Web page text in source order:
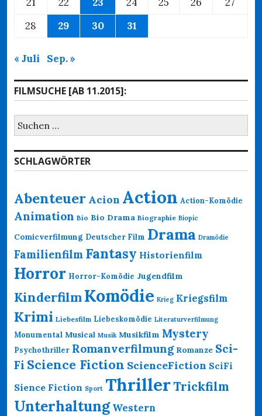
28
29 30 31
« Juli Sep. »
FILMSUCHE [AB 11.2015]:
Suchen
nach:
SCHLAGWÖRTER
Abenteuer Acion Action Action-Komödie
Animation Bio Bio Drama Biographie Biopic
Comicverfilmung Deutscher Film Drama Dramödie
Familienfilm Fantasy Historienfilm
Horror Horror-Komödie Jugendfilm
KinderfilmKomödie Krieg Kriegsfilm
Krimi Liebesfilm Liebeskomödie Literaturverfilmung
Monumental Musical Musik Musikfilm Mystery
Psychothriller Romanverfilmung Romanze Sci-
Fi Science Fiction ScienceFiction SciFi
Sience Fiction Sport ThrillerTrickfilm
Unterhaltung Western